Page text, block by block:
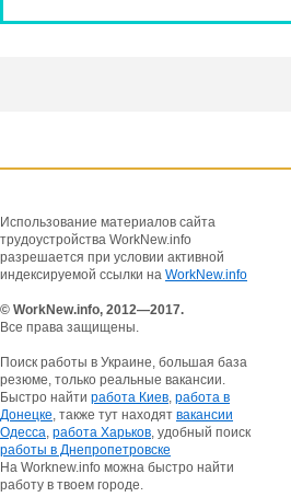
Использование материалов сайта
трудоустройства WorkNew.info
разрешается при условии активной
индексируемой ссылки на WorkNew.info
© WorkNew.info, 2012—2017.
Все права защищены.
Поиск работы в Украине, большая база
резюме, только реальные вакансии.
Быстро найти работа Киев, работа в
Донецке, также тут находят вакансии
Одесса, работа Харьков, удобный поиск
работы в Днепропетровске
На Worknew.info можна быстро найти
работу в твоем городе.